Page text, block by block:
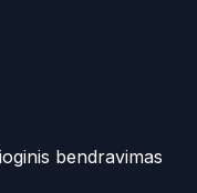
bendravimas